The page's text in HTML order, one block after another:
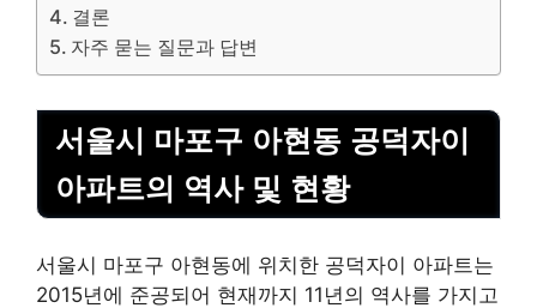
결론
자주 묻는 질문과 답변
서울시 마포구 아현동 공덕자이
아파트의 역사 및 현황
서울시 마포구 아현동에 위치한 공덕자이 아파트는
2015년에 준공되어 현재까지 11년의 역사를 가지고